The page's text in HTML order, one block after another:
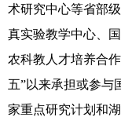
术研究中心等省部
真实验教学中心、
农科教人才培养合
五”以来承担或参与
家重点研究计划和